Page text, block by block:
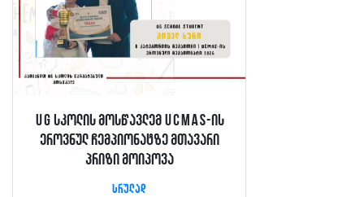
UG სკოლის მოსწავლემ UCMAS-ის
ეროვნულ ჩემპიონატზე მთავარი
პრიზი მოიპოვა
სრულად